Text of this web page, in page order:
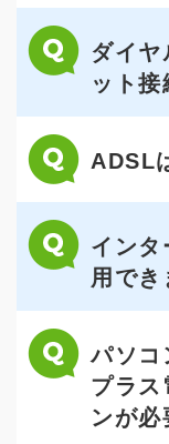
ダイヤ
ット接
ADSL
インタ
用でき
パソコ
プラス
ンが必